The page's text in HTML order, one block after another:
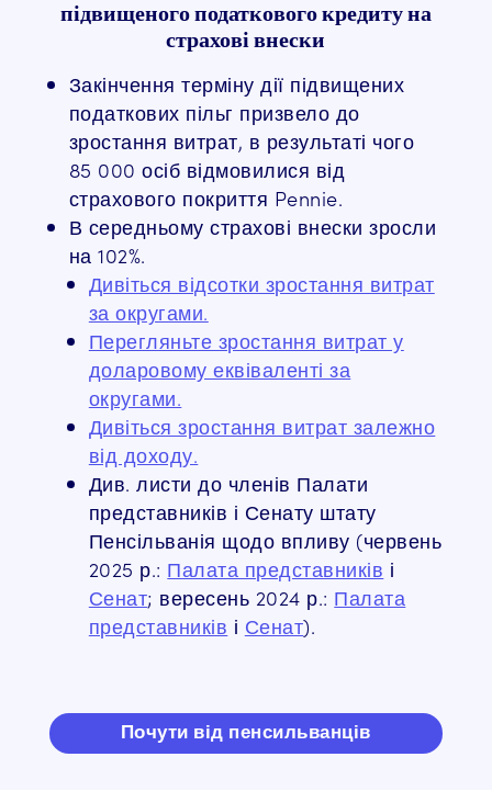
підвищеного податкового кредиту на
страхові внески
Закінчення терміну дії підвищених
податкових пільг призвело до
зростання витрат, в результаті чого
85 000 осіб відмовилися від
страхового покриття Pennie.
В середньому страхові внески зросли
на 102%.
Дивіться відсотки зростання витрат
за округами.
Перегляньте зростання витрат у
доларовому еквіваленті за
округами.
Дивіться зростання витрат залежно
від доходу.
Див. листи до членів Палати
представників і Сенату штату
Пенсільванія щодо впливу (червень
2025 р.: Палата представників і
Сенат; вересень 2024 р.: Палата
представників і Сенат).
Почути від пенсильванців